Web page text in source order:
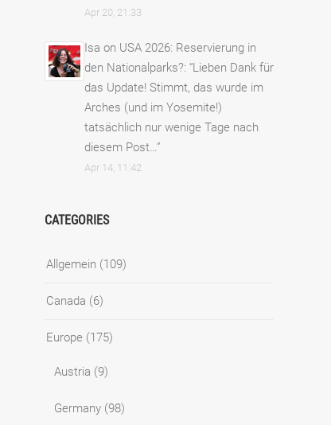
Apr 20, 21:33
Isa on USA 2026: Reservierung in
den Nationalparks?: “Lieben Dank für
das Update! Stimmt, das wurde im
Arches (und im Yosemite!)
tatsächlich nur wenige Tage nach
diesem Post…”
Apr 14, 11:42
CATEGORIES
Allgemein (109)
Canada (6)
Europe (175)
Austria (9)
Germany (98)